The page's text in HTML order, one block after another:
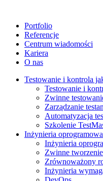
Portfolio
Referencje
Centrum wiadomości
Kariera
O nas
Testowanie i kontrola
Testowanie i
Zwinne
Zarządzanie
Automatyzacja
Szkolenie
Inżynieria
Inżynieria
Zwinne
Zrównoważony
Inżynieria